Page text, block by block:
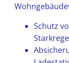
Schutz